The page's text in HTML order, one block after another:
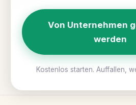
Von Unternehmen
werden
Kostenlos starten. Auffallen,